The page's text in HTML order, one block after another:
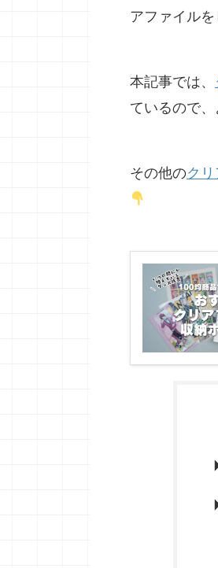
アファイル
本記事では、
ているので
その他のク